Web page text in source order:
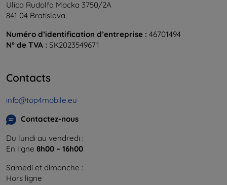
Ulica Rudolfa Mocka 3750/2A
841 04 Bratislava
Numéro d’identification d’entreprise : 46701494
N° de TVA : SK2023549671
Contacts
info@top4mobile.eu
Contactez-nous
Du lundi au vendredi :
En ligne 8h00 – 16h00
Samedi et dimanche :
Hors ligne